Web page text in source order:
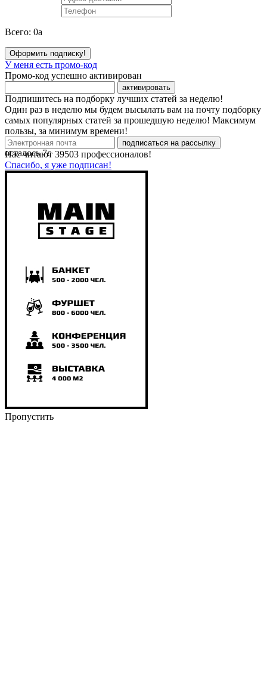
Всего: 0a
Оформить подписку!
У меня есть промо-код
Промо-код успешно активирован
активировать
Подпишитесь на подборку лучших статей за неделю!
Один раз в неделю мы будем высылать вам на почту подборку
самых популярных статей за прошедшую неделю! Максимум
пользы, за минимум времени!
подписаться на рассылку
Нас читают 39503 профессионалов!
Спасибо, я уже подписан!
осталось7с
Пропустить